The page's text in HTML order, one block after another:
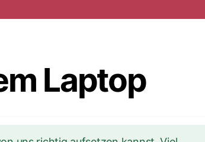
Laptop